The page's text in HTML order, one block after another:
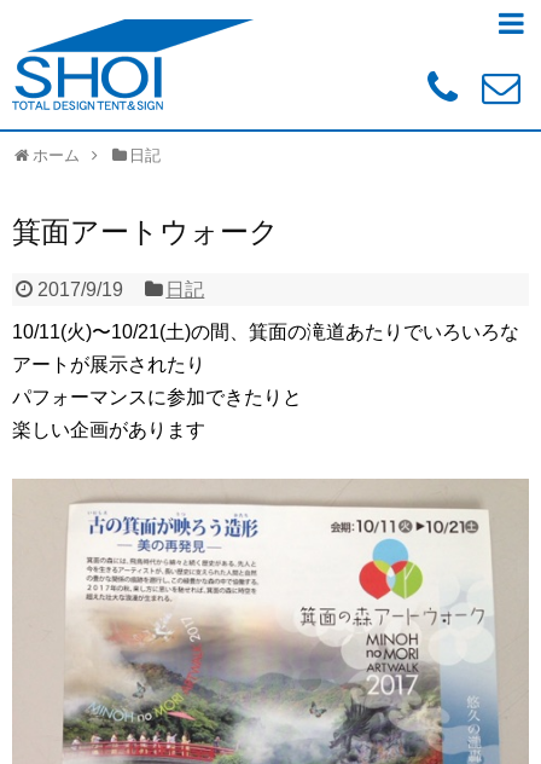
ホーム 日記
箕面アートウォーク
2017/9/19 日記
10/11(火)〜10/21(土)の間、箕面の滝道あたりでいろいろな
アートが展示されたり
パフォーマンスに参加できたりと
楽しい企画があります